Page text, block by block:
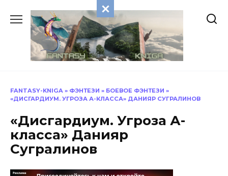
содержанию
FANTASY-KNIGA » ФЭНТЕЗИ » БОЕВОЕ ФЭНТЕЗИ »
«ДИСГАРДИУМ. УГРОЗА А-КЛАССА» ДАНИЯР СУГРАЛИНОВ
«Дисгардиум. Угроза А-
класса» Данияр
Сугралинов